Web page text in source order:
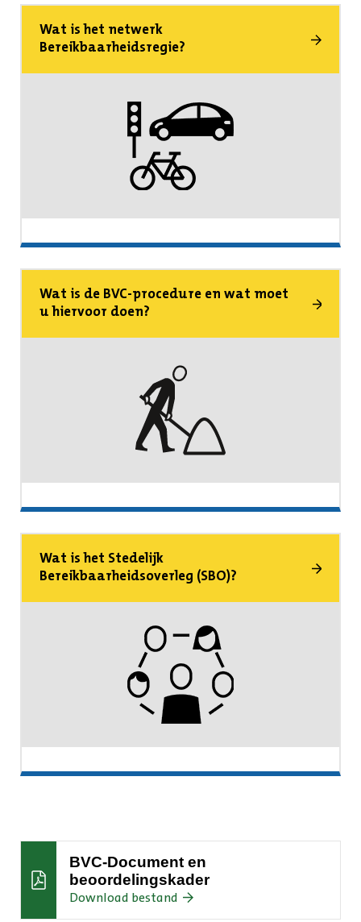
Wat is het netwerk
Bereikbaarheidsregie?
Wat is de BVC-procedure en wat moet
u hiervoor doen?
Wat is het Stedelijk
Bereikbaarheidsoverleg (SBO)?
BVC-Document en
beoordelingskader
Download bestand :BVC-